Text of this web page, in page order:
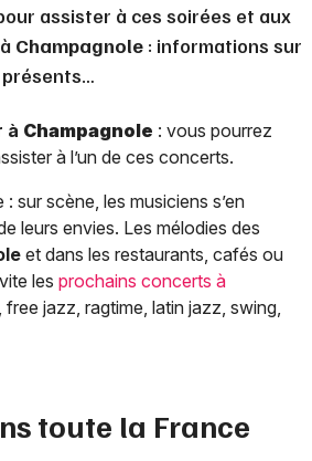
assister à ces soirées et aux
Champagnole : informations sur
à Champagnole : vous pourrez
à l’un de ces concerts.
sur scène, les musiciens s’en
leurs envies. Les mélodies des
et dans les restaurants, cafés ou
les prochains concerts à
jazz, ragtime, latin jazz, swing,
toute la France